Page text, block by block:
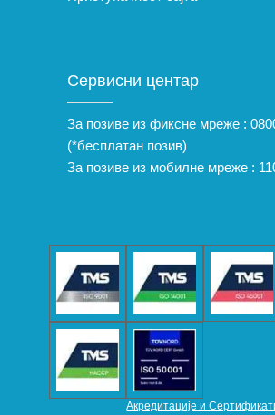
Сервисни центар
За позиве из фиксне мреже :
(*бесплатан позив)
За позиве из мобилне мреже :
Акредитације и